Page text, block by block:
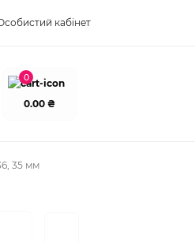
кабінет
0
0.00 ₴
35 мм